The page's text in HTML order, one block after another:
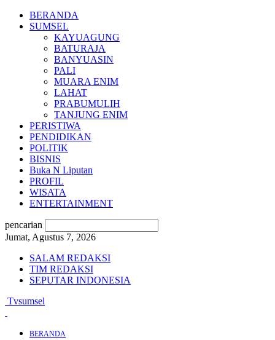
BERANDA
SUMSEL
KAYUAGUNG
BATURAJA
BANYUASIN
PALI
MUARA ENIM
LAHAT
PRABUMULIH
TANJUNG ENIM
PERISTIWA
PENDIDIKAN
POLITIK
BISNIS
Buka N Liputan
PROFIL
WISATA
ENTERTAINMENT
pencarian
Jumat, Agustus 7, 2026
SALAM REDAKSI
TIM REDAKSI
SEPUTAR INDONESIA
Tvsumsel
BERANDA